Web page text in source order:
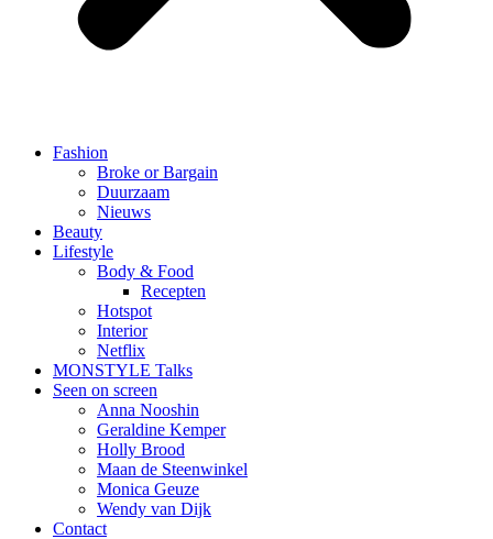
Fashion
Broke or Bargain
Duurzaam
Nieuws
Beauty
Lifestyle
Body & Food
Recepten
Hotspot
Interior
Netflix
MONSTYLE Talks
Seen on screen
Anna Nooshin
Geraldine Kemper
Holly Brood
Maan de Steenwinkel
Monica Geuze
Wendy van Dijk
Contact